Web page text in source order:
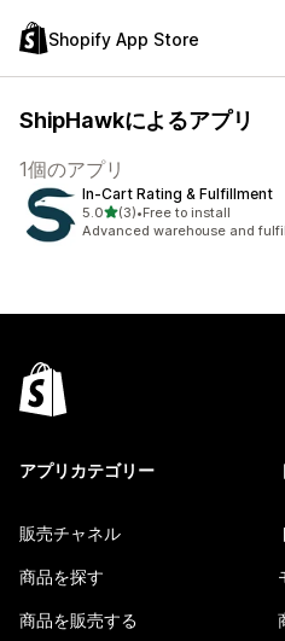
Shopify App Store
ShipHawkによるアプリ
1個のアプリ
In‑Cart Rating & Fulfillment
5.05つ星中
(3)
合計レビュー数：3件
•Free to install
Advanced warehouse and
アプリカテゴリー
販売チャネル
商品を探す
商品を販売する